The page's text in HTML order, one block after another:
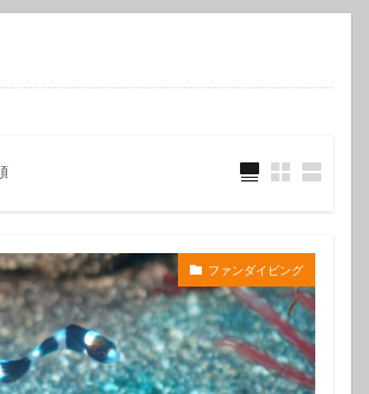
ファンダイビング